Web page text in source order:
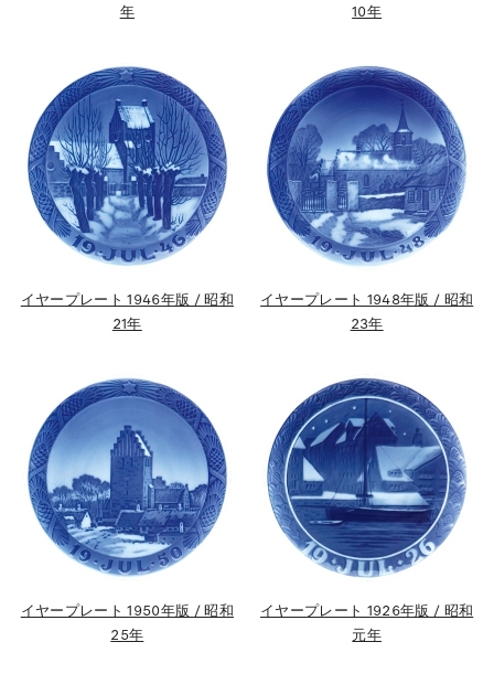
年
10年
イヤープレート 1946年版 / 昭和
21年
イヤープレート 1948年版 / 昭和
23年
イヤープレート 1950年版 / 昭和
25年
イヤープレート 1926年版 / 昭和
元年